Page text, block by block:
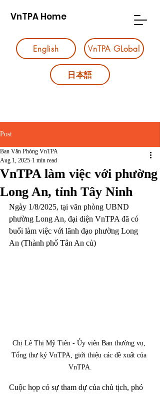
VnTPA Home
English VnTPA GLobal
日本語
Post
VnTPA làm việc với phường
Long An, tỉnh Tây Ninh
Ban Văn Phòng VnTPA
Aug 1, 2025 1 min read
Ngày 1/8/2025, tại văn phòng UBND
phường Long An, đại diện VnTPA đã có
buổi làm việc với lãnh đạo phường Long
An (Thành phố Tân An củ)
Chị Lê Thị Mỹ Tiên - Ủy viên Ban thường vụ,
Tổng thư ký VnTPA, giới thiệu các đề xuất của
VnTPA.
Cuộc họp có sự tham dự của chủ tịch, phó